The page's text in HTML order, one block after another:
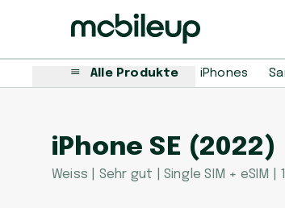
Alle Produkte iPhones
iPhone SE (2022)
Weiss | Sehr gut | Single SIM + eSIM |